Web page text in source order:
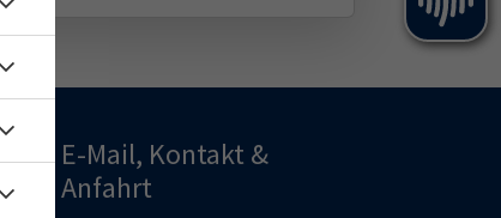
E-Mail, Kontakt &
Anfahrt